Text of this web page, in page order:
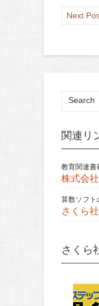
Next
関連リ
教育関連書
株式会
算数ソフト
さくら
さくら